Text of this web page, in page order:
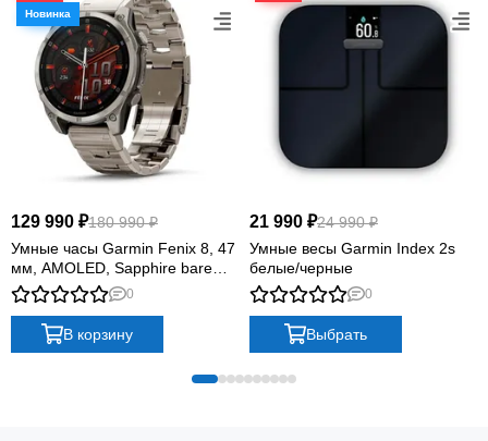
129 990 ₽180 990 ₽
Умные часы Garmin Fenix 8, 47
мм, AMOLED, Sapphire bare
Titanium, graphite with titanium
band plus graphite silicone band
0
В корзину
21 990 ₽24 990 ₽
Умные весы Garmin Index 2s
белые/черные
0
Выбрать